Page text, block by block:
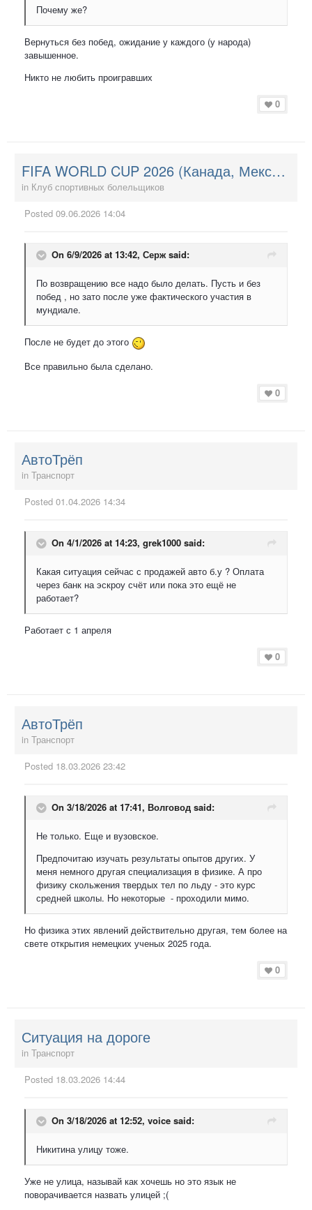
Почему же?
Вернуться без побед, ожидание у каждого (у народа)
завышенное.
Никто не любить проигравших
0
FIFA WORLD CUP 2026 (Канада, Мексика, США)
in Клуб спортивных болельщиков
Posted 09.06.2026 14:04
On 6/9/2026 at 13:42, Серж said:
По возвращению все надо было делать. Пусть и без
побед , но зато после уже фактического участия в
мундиале.
После не будет до этого
Все правильно была сделано.
0
АвтоТрёп
in Транспорт
Posted 01.04.2026 14:34
On 4/1/2026 at 14:23, grek1000 said:
Какая ситуация сейчас с продажей авто б.у ? Оплата
через банк на эскроу счёт или пока это ещё не
работает?
Работает с 1 апреля
0
АвтоТрёп
in Транспорт
Posted 18.03.2026 23:42
On 3/18/2026 at 17:41, Волговод said:
Не только. Еще и вузовское.
Предпочитаю изучать результаты опытов других. У
меня немного другая специализация в физике. А про
физику скольжения твердых тел по льду - это курс
средней школы. Но некоторые - проходили мимо.
Но физика этих явлений действительно другая, тем более на
свете открытия немецких ученых 2025 года.
0
Ситуация на дороге
in Транспорт
Posted 18.03.2026 14:44
On 3/18/2026 at 12:52, voice said:
Никитина улицу тоже.
Уже не улица, называй как хочешь но это язык не
поворачивается назвать улицей ;(